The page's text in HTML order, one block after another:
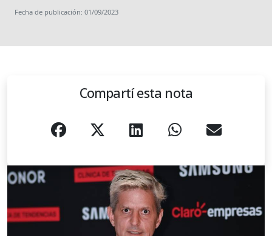
Fecha de publicación: 01/09/2023
Compartí esta nota